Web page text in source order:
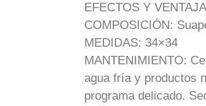
EFECTOS Y
COMPOSICIÓN:
MEDIDAS: 34×34
MANTENIMIENTO:
agua fría y productos
programa delicado.